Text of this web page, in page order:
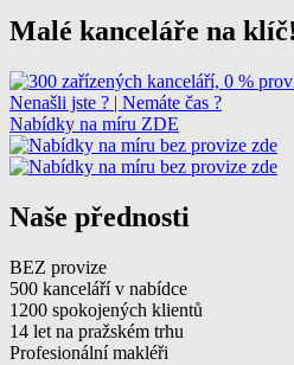
Malé kanceláře na klíč!
Nenašli jste ? | Nemáte čas ?
Nabídky na míru ZDE
Naše přednosti
BEZ provize
500 kanceláří v nabídce
1200 spokojených klientů
14 let na pražském trhu
Profesionální makléři